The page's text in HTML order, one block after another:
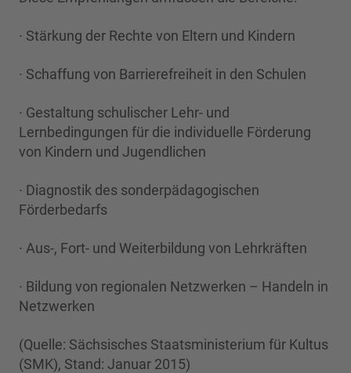
· Stärkung der Rechte von Eltern und Kindern
· Schaffung von Barrierefreiheit in den Schulen
· Gestaltung schulischer Lehr- und
Lernbedingungen für die individuelle Förderung
von Kindern und Jugendlichen
· Diagnostik des sonderpädagogischen
Förderbedarfs
· Aus-, Fort- und Weiterbildung von Lehrkräften
· Bildung von regionalen Netzwerken – Handeln in
Netzwerken
(Quelle: Sächsisches Staatsministerium für Kultus
(SMK), Stand: Januar 2015)